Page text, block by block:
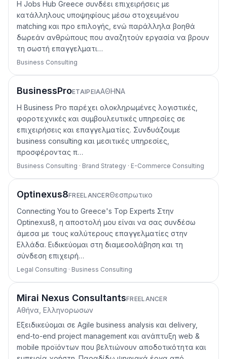
Η Jobs Hub Greece συνδέει επιχειρήσεις με
κατάλληλους υποψηφίους μέσω στοχευμένου
matching και προ επιλογής, ενώ παράλληλα βοηθά
δωρεάν ανθρώπους που αναζητούν εργασία να βρουν
τη σωστή επαγγελματι…
Business Consulting
BusinessProΕΤΑΙΡΕΊΑΑΘΗΝΑ
Η Business Pro παρέχει ολοκληρωμένες λογιστικές,
φοροτεχνικές και συμβουλευτικές υπηρεσίες σε
επιχειρήσεις και επαγγελματίες. Συνδυάζουμε
business consulting και μεσιτικές υπηρεσίες,
προσφέροντας π…
Business Consulting · Brand Strategy · E-Commerce Consulting
Optinexus8FREELANCERΘεσπρωτικο
Connecting You to Greece's Top Experts Στην
Optinexus8, η αποστολή μου είναι να σας συνδέσω
άμεσα με τους καλύτερους επαγγελματίες στην
Ελλάδα. Ειδικεύομαι στη διαμεσολάβηση και τη
σύνδεση επιχειρή…
Legal Consulting · Business Consulting
Mirai Nexus ConsultantsFREELANCER
Αθήνα, Ελληνορωσων
Εξειδικεύομαι σε Agile business analysis και delivery,
end-to-end project management και ανάπτυξη web &
mobile προϊόντων που βελτιώνουν αποδοτικότητα και